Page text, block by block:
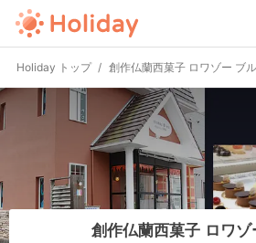
Holiday トップ 創作仏蘭西菓子 ロワゾー ブ
創作仏蘭西菓子 ロワ